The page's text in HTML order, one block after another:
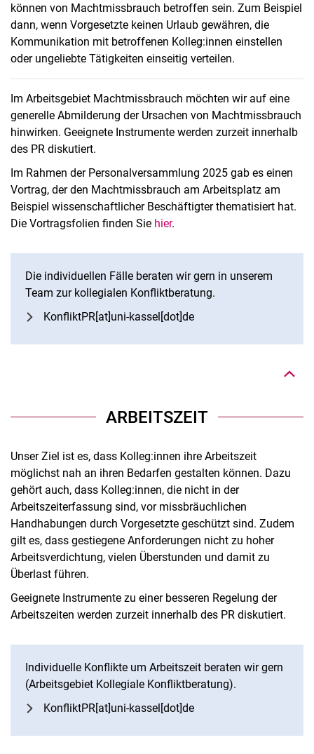
können von Machtmissbrauch betroffen sein. Zum Beispiel
dann, wenn Vorgesetzte keinen Urlaub gewähren, die
Kommunikation mit betroffenen Kolleg:innen einstellen
oder ungeliebte Tätigkeiten einseitig verteilen.
Im Arbeitsgebiet Machtmissbrauch möchten wir auf eine
generelle Abmilderung der Ursachen von Machtmissbrauch
hinwirken. Geeignete Instrumente werden zurzeit innerhalb
des PR diskutiert.
Im Rahmen der Personalversammlung 2025 gab es einen
Vortrag, der den Machtmissbrauch am Arbeitsplatz am
Beispiel wissenschaftlicher Beschäftigter thematisiert hat.
Die Vortragsfolien finden Sie hier.
Die individuellen Fälle beraten wir gern in unserem
Team zur kollegialen Konfliktberatung.
KonfliktPR[at]uni-kassel[dot]de
Nach oben
ARBEITSZEIT
Unser Ziel ist es, dass Kolleg:innen ihre Arbeitszeit
möglichst nah an ihren Bedarfen gestalten können. Dazu
gehört auch, dass Kolleg:innen, die nicht in der
Arbeitszeiterfassung sind, vor missbräuchlichen
Handhabungen durch Vorgesetzte geschützt sind. Zudem
gilt es, dass gestiegene Anforderungen nicht zu hoher
Arbeitsverdichtung, vielen Überstunden und damit zu
Überlast führen.
Geeignete Instrumente zu einer besseren Regelung der
Arbeitszeiten werden zurzeit innerhalb des PR diskutiert.
Individuelle Konflikte um Arbeitszeit beraten wir gern
(Arbeitsgebiet Kollegiale Konfliktberatung).
KonfliktPR[at]uni-kassel[dot]de